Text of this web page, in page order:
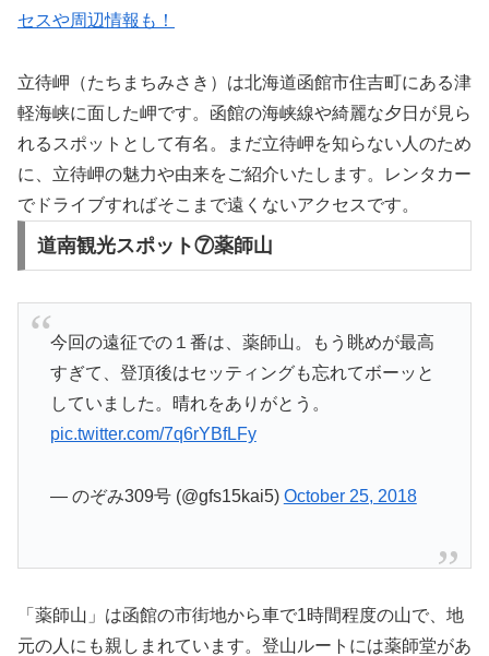
セスや周辺情報も！
立待岬（たちまちみさき）は北海道函館市住吉町にある津
軽海峡に面した岬です。函館の海峡線や綺麗な夕日が見ら
れるスポットとして有名。まだ立待岬を知らない人のため
に、立待岬の魅力や由来をご紹介いたします。レンタカー
でドライブすればそこまで遠くないアクセスです。
道南観光スポット⑦薬師山
今回の遠征での１番は、薬師山。もう眺めが最高
すぎて、登頂後はセッティングも忘れてボーッと
していました。晴れをありがとう。
pic.twitter.com/7q6rYBfLFy
— のぞみ309号 (@gfs15kai5) October 25, 2018
「薬師山」は函館の市街地から車で1時間程度の山で、地
元の人にも親しまれています。登山ルートには薬師堂があ